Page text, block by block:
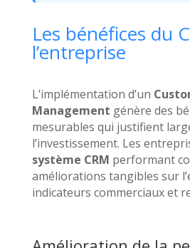
Les bénéfices du
l’entreprise
L’implémentation d’un
Management génère des
mesurables qui justifient
l’investissement. Les
système CRM performant
améliorations tangibles sur
indicateurs commerciaux et